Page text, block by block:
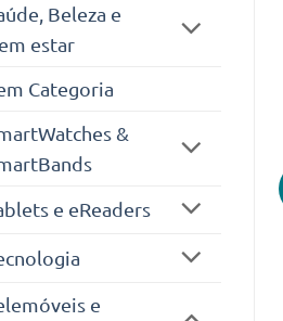
Beleza e
estar
Categoria
&
e eReaders
e